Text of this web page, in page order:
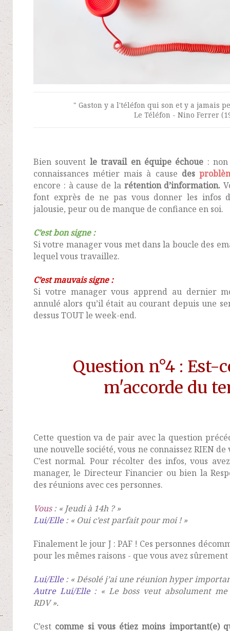
" Gaston y a l'téléfon qui son et y a jamais
Le Téléfon - Nino Ferrer
Bien souvent le travail en équipe échoue :
connaissances métier mais à cause des
encore : à cause de la rétention d’information.
font exprès de ne pas vous donner les infos
jalousie, peur ou de manque de confiance en soi.
C’est bon signe :
Si votre manager vous met dans la boucle des
lequel vous travaillez.
C’est mauvais signe :
Si votre manager vous apprend au dernier
annulé alors qu’il était au courant depuis une
dessus TOUT le week-end.
Question n°4 : Est-
m'accorde du
Cette question va de pair avec la question
une nouvelle société, vous ne connaissez RIEN
C’est normal. Pour récolter des infos, vous
manager, le Directeur Financier ou bien la
des réunions avec ces personnes.
Vous : « Jeudi à 14h ? »
Lui/Elle: « Oui c’est parfait pour moi ! »
Finalement le jour J : PAF ! Ces personnes
pour les mêmes raisons - que vous avez
Lui/Elle: « Désolé j’ai une réunion hyper
Autre Lui/Elle: « Le boss veut absolument
RDV ».
C’est comme si vous étiez moins important(e)